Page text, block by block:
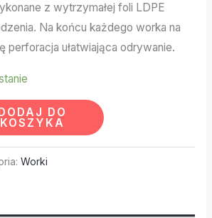
z wytrzymałej foli LDPE
Na końcu każdego worka na
perforacja ułatwiająca odrywanie.
DO
KOSZYKA
Worki